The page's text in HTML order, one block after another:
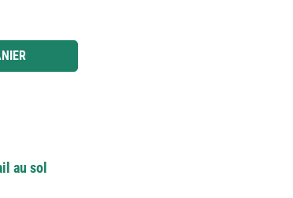
pour augmenter ou diminuer la quantité.
au sol